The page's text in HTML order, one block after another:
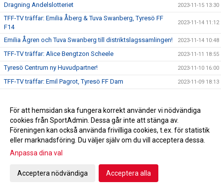
Dragning Andelslotteriet 2023-11-15 13:30
TFF-TV träffar: Emilia Åberg & Tuva Swanberg, Tyresö FF
F14
2023-11-14 11:12
Emilia Ågren och Tuva Swanberg till distriktslagssamlingen! 2023-11-14 10:48
TFF-TV träffar: Alice Bengtzon Scheele 2023-11-11 18:55
Tyresö Centrum ny Huvudpartner! 2023-11-10 16:00
TFF-TV träffar: Emil Pagrot, Tyresö FF Dam 2023-11-09 18:13
TFF-TV träffar: Adam Bergström, Tyresö FF P18 2023-11-08 11:00
Adam Bergström ny huvudtränare i P18! 2023-11-07 19:00
Ledarakademin närmar sig! 2023-11-07 16:41
Tyresö FF mot psykisk ohälsa!
Emil Pagrot ny huvudtränare för damlaget!
För att hemsidan ska fungera korrekt använder vi nödvändiga
cookies från SportAdmin. Dessa går inte att stänga av.
Föreningen kan också använda frivilliga cookies, t.ex. för statistik
eller marknadsföring. Du väljer själv om du vill acceptera dessa.
Anpassa dina val
Acceptera nödvändiga Acceptera alla